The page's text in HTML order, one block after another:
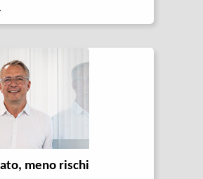
meno rischi